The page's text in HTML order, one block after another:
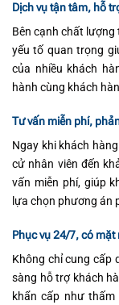
Dịch vụ tận tâm, hỗ
Bên cạnh chất lượng
yếu tố quan trọng
của nhiều khách
hành cùng khách
Tư vấn miễn phí,
Ngay khi khách
cử nhân viên đến
vấn miễn phí, giúp
lựa chọn phương án
Phục vụ 24/7, có
Không chỉ cung cấp
sàng hỗ trợ khách
khẩn cấp như